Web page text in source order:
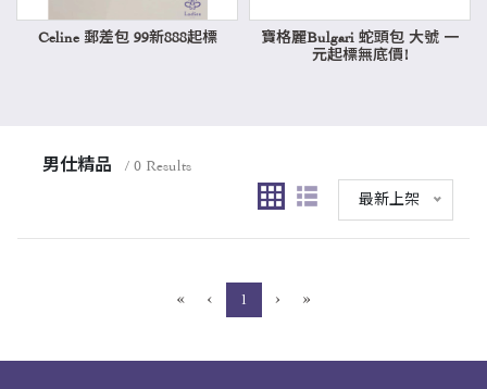
Celine 郵差包 99新888起標
寶格麗Bulgari 蛇頭包 大號 一
元起標無底價!
男仕精品
/ 0 Results
最新上架
« ‹ 1 (current)
› »